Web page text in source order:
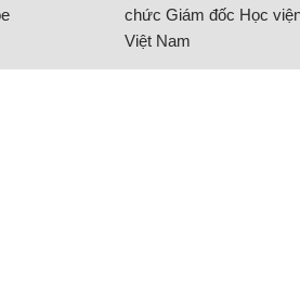
chức Giám đốc Học
Việt Nam